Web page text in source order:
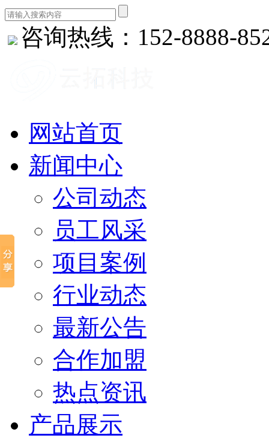
咨询热线：152-8888-
网站首页
新闻中心
公司动态
员工风采
项目案例
行业动态
最新公告
合作加盟
热点资讯
产品展示